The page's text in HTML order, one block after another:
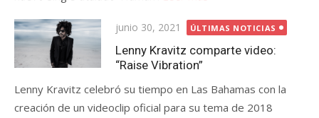
Publicada
el
junio 30, 2021 ÚLTIMAS NOTICIAS
Lenny Kravitz comparte video:
“Raise Vibration”
Lenny Kravitz celebró su tiempo en Las Bahamas con la
creación de un videoclip oficial para su tema de 2018